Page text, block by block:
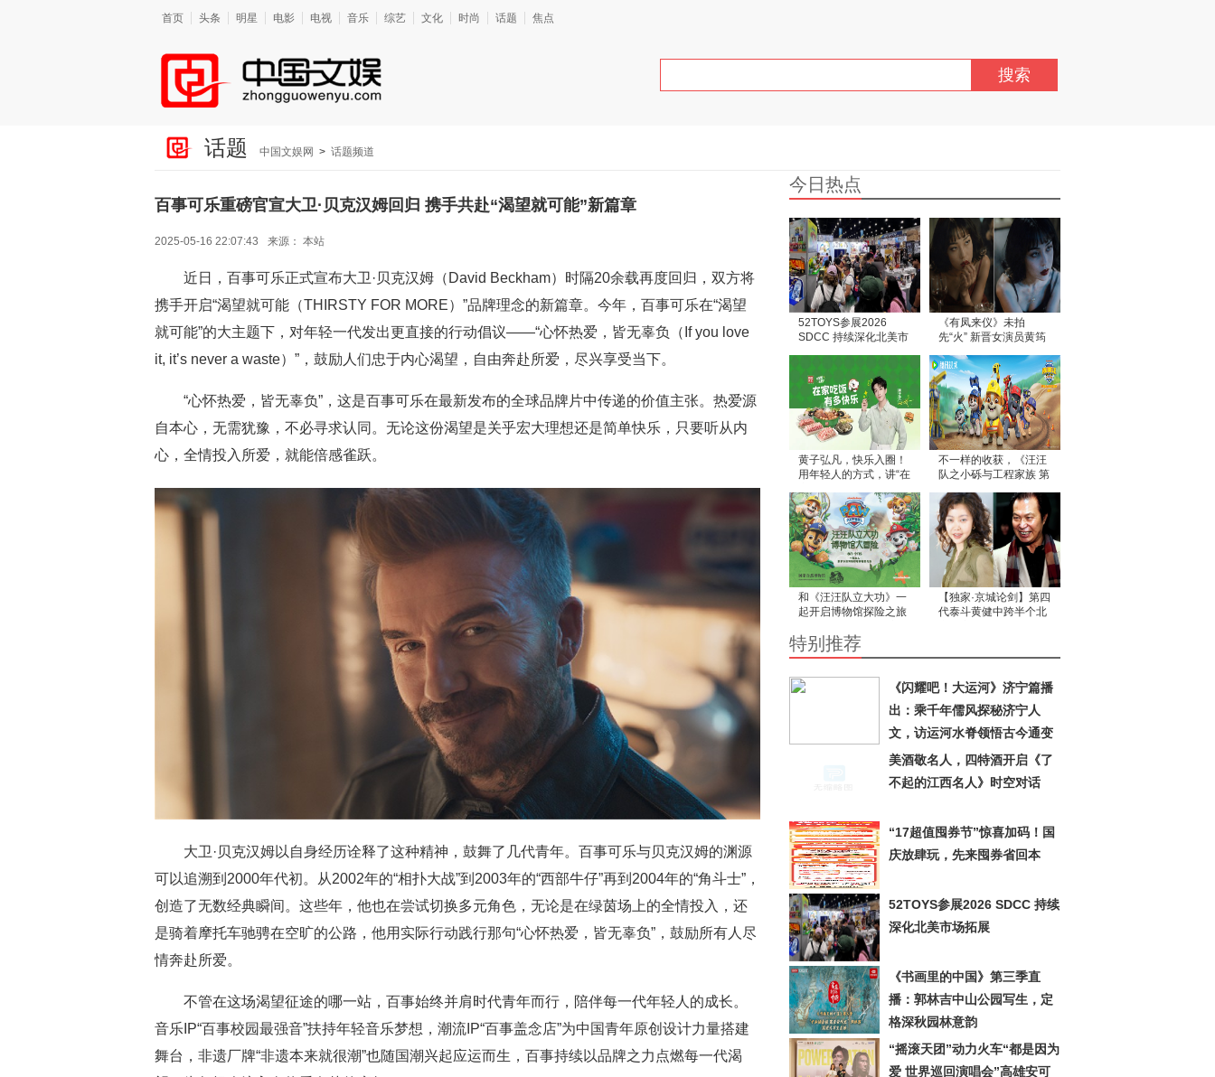
首页 头条 明星 电影 电视 音乐 综艺 文化 时尚 话题 焦点
搜索
话题 中国文娱网 > 话题频道
百事可乐重磅官宣大卫·贝克汉姆回归 携手共赴“渴望就可能”新篇章
2025-05-16 22:07:43 来源： 本站
近日，百事可乐正式宣布大卫·贝克汉姆（David Beckham）时隔20余载再度回归，双方将
携手开启“渴望就可能（THIRSTY FOR MORE）”品牌理念的新篇章。今年，百事可乐在“渴望
就可能”的大主题下，对年轻一代发出更直接的行动倡议——“心怀热爱，皆无辜负（If you love
it, it’s never a waste）”，鼓励人们忠于内心渴望，自由奔赴所爱，尽兴享受当下。
“心怀热爱，皆无辜负”，这是百事可乐在最新发布的全球品牌片中传递的价值主张。热爱源
自本心，无需犹豫，不必寻求认同。无论这份渴望是关乎宏大理想还是简单快乐，只要听从内
心，全情投入所爱，就能倍感雀跃。
大卫·贝克汉姆以自身经历诠释了这种精神，鼓舞了几代青年。百事可乐与贝克汉姆的渊源
可以追溯到2000年代初。从2002年的“相扑大战”到2003年的“西部牛仔”再到2004年的“角斗士”，
创造了无数经典瞬间。这些年，他也在尝试切换多元角色，无论是在绿茵场上的全情投入，还
是骑着摩托车驰骋在空旷的公路，他用实际行动践行那句“心怀热爱，皆无辜负”，鼓励所有人尽
情奔赴所爱。
不管在这场渴望征途的哪一站，百事始终并肩时代青年而行，陪伴每一代年轻人的成长。
音乐IP“百事校园最强音”扶持年轻音乐梦想，潮流IP“百事盖念店”为中国青年原创设计力量搭建
舞台，非遗厂牌“非遗本来就很潮”也随国潮兴起应运而生，百事持续以品牌之力点燃每一代渴
今日热点
52TOYS参展2026
SDCC 持续深化北美市
《有凤来仪》未拍
先“火” 新晋女演员黄筠
信风波争先惊动部分媒
体
黄子弘凡，快乐入圈！
用年轻人的方式，讲“在
不一样的收获，《汪汪
队之小砾与工程家族 第
事中生根
和《汪汪队立大功》一
起开启博物馆探险之旅
然博物馆携手合作，为
孩子们带来一场探索之
【独家·京城论剑】第四
代泰斗黄健中跨半个北
施》
特别推荐
《闪耀吧！大运河》济宁篇播
出：乘千年儒风探秘济宁人
文，访运河水脊领悟古今通变
美酒敬名人，四特酒开启《了
不起的江西名人》时空对话
“17超值囤券节”惊喜加码！国
庆放肆玩，先来囤券省回本
52TOYS参展2026 SDCC 持续
深化北美市场拓展
《书画里的中国》第三季直
播：郭林吉中山公园写生，定
格深秋园林意韵
“摇滚天团”动力火车“都是因为
爱 世界巡回演唱会”高雄安可